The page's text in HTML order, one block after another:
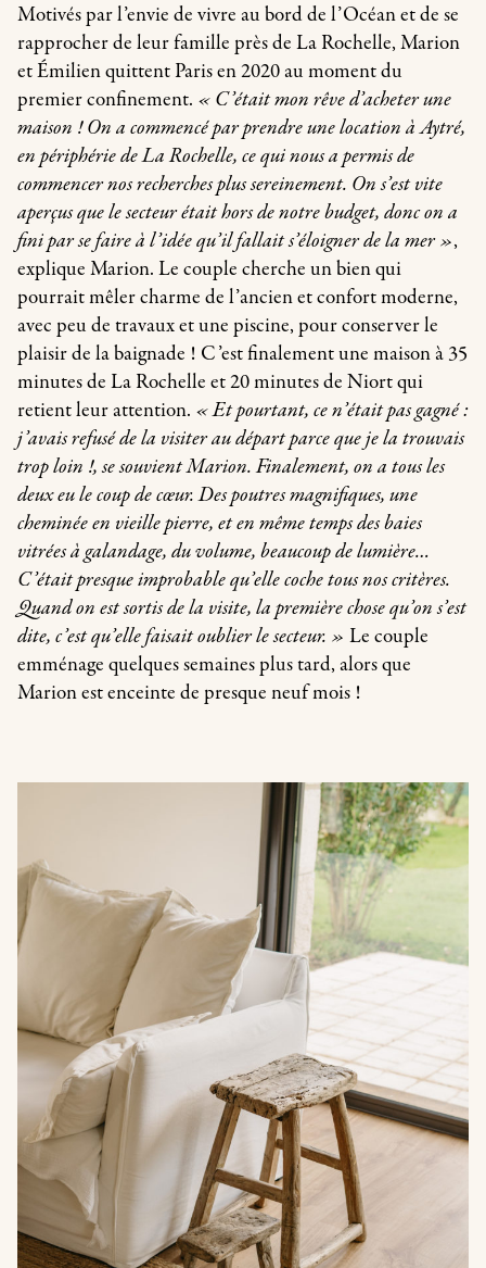
Motivés par l’envie de vivre au bord de l’Océan et de se
rapprocher de leur famille près de La Rochelle, Marion
et Émilien quittent Paris en 2020 au moment du
premier confinement. « C’était mon rêve d’acheter une
maison ! On a commencé par prendre une location à Aytré,
en périphérie de La Rochelle, ce qui nous a permis de
commencer nos recherches plus sereinement. On s’est vite
aperçus que le secteur était hors de notre budget, donc on a
fini par se faire à l’idée qu’il fallait s’éloigner de la mer »,
explique Marion. Le couple cherche un bien qui
pourrait mêler charme de l’ancien et confort moderne,
avec peu de travaux et une piscine, pour conserver le
plaisir de la baignade ! C’est finalement une maison à 35
minutes de La Rochelle et 20 minutes de Niort qui
retient leur attention. « Et pourtant, ce n’était pas gagné :
j’avais refusé de la visiter au départ parce que je la trouvais
trop loin !, se souvient Marion. Finalement, on a tous les
deux eu le coup de cœur. Des poutres magnifiques, une
cheminée en vieille pierre, et en même temps des baies
vitrées à galandage, du volume, beaucoup de lumière…
C’était presque improbable qu’elle coche tous nos critères.
Quand on est sortis de la visite, la première chose qu’on s’est
dite, c’est qu’elle faisait oublier le secteur. » Le couple
emménage quelques semaines plus tard, alors que
Marion est enceinte de presque neuf mois !